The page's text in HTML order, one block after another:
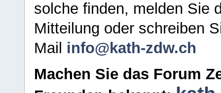
solche finden, melden Sie
Mitteilung oder schreiben
Mail info@kath-zdw.ch
Machen Sie das Forum